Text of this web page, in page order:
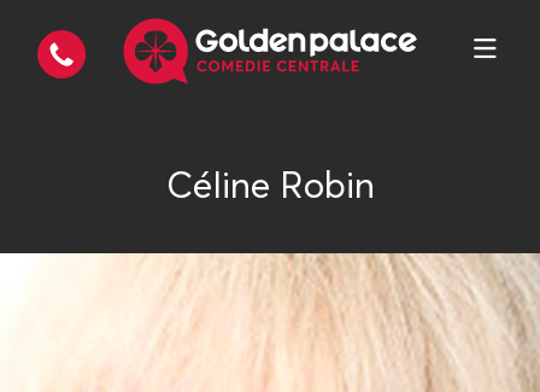
Céline Robin